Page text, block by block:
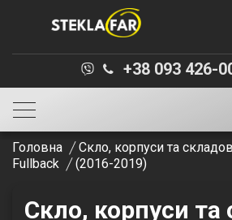
+38 093 426-
Головна Скло, корпуси та
Fullback
(2016-2019)
Скло, корпуси та